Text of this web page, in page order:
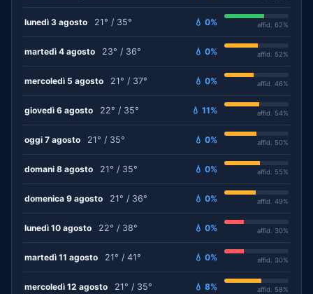
lunedì 3 agosto 21° / 35° 💧 0% affid. 62%
martedì 4 agosto 23° / 36° 💧 0% affid. 52%
mercoledì 5 agosto 21° / 37° 💧 0% affid. 46%
giovedì 6 agosto 22° / 35° 💧 11% affid. 54%
oggi 7 agosto 21° / 35° 💧 0% affid. 50%
domani 8 agosto 21° / 35° 💧 0% affid. 55%
domenica 9 agosto 21° / 36° 💧 0% affid. 49%
lunedì 10 agosto 22° / 38° 💧 0% affid. 30%
martedì 11 agosto 21° / 41° 💧 0% affid. 30%
mercoledì 12 agosto 21° / 35° 💧 8% affid. 58%